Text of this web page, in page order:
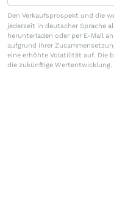
Den Verkaufsprospekt und die
jederzeit in deutscher Sprache
herunterladen oder per E-Mail
aufgrund ihrer
eine erhöhte Volatilität auf. Die
die zukünftige